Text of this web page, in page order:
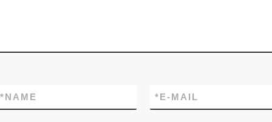
NAME
* E-MAIL
*